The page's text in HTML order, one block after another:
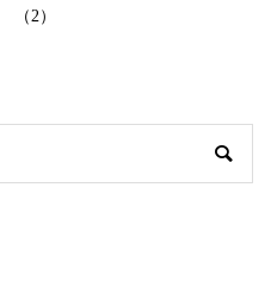
（2）